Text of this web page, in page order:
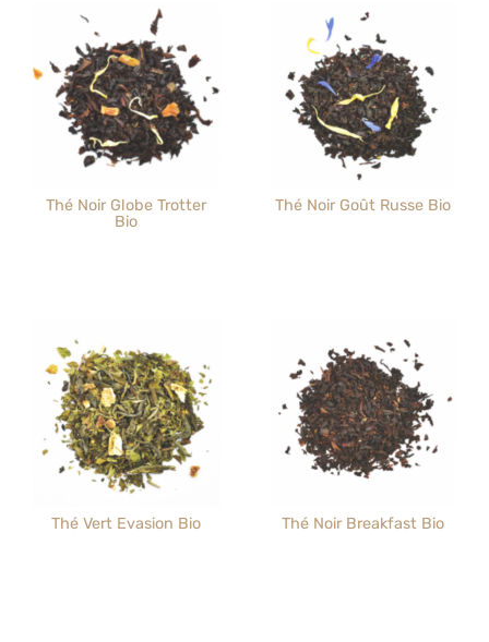
Thé Noir Globe Trotter
Bio
Thé Noir Goût Russe Bio
Thé Vert Evasion Bio Thé Noir Breakfast Bio